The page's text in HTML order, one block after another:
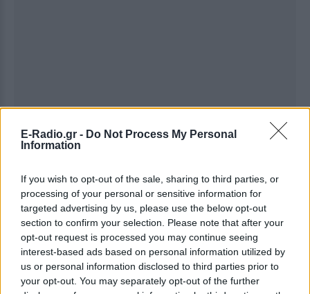
E-Radio.gr - Do Not Process My Personal
Information
If you wish to opt-out of the sale, sharing to third parties, or
processing of your personal or sensitive information for
targeted advertising by us, please use the below opt-out
section to confirm your selection. Please note that after your
opt-out request is processed you may continue seeing
interest-based ads based on personal information utilized by
us or personal information disclosed to third parties prior to
your opt-out. You may separately opt-out of the further
Ακολουθήστε το E-Radio.gr στοGoogle News
και μάθετε πρώτοιτα πιο hot νέα.
Εσύ μπήκες στο E-Daily.gr; Τα νέα της ημέρας